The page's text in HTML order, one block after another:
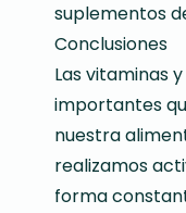
suplementos
Conclusiones
Las vitaminas
importantes
nuestra
realizamos
forma